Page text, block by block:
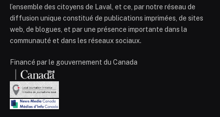
l’ensemble des citoyens de Laval, et ce, par notre réseau de
diffusion unique constitué de publications imprimées, de sites
web, de blogues, et par une présence importante dans la
communauté et dans les réseaux sociaux.
Financé par le gouvernement du Canada